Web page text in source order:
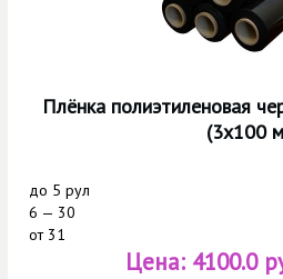
Плёнка полиэтиленовая
(3х100
до 5 рул
6 — 30
от31
Цена: 4100.0